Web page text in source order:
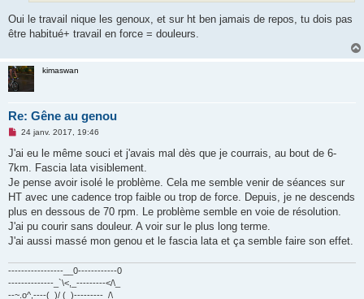
Oui le travail nique les genoux, et sur ht ben jamais de repos, tu dois pas
être habitué+ travail en force = douleurs.
kimaswan
Re: Gêne au genou
M
s
a
g
n
o
l
u
24 janv. 2017, 19:46
J'ai eu le même souci et j'avais mal dès que je courrais, au bout de 6-
7km. Fascia lata visiblement.
Je pense avoir isolé le problème. Cela me semble venir de séances sur
HT avec une cadence trop faible ou trop de force. Depuis, je ne descends
plus en dessous de 70 rpm. Le problème semble en voie de résolution.
J'ai pu courir sans douleur. A voir sur le plus long terme.
J'ai aussi massé mon genou et le fascia lata et ça semble faire son effet.
-----------------__0------------0
--------------_`\<,_---------</\_
--~.o^,----(_)/ (_)---------_/\